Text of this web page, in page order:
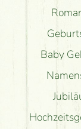
Baby